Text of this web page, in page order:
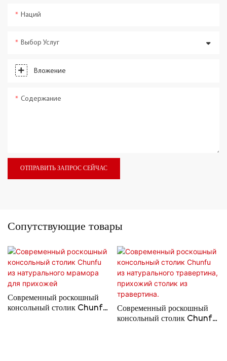
Наций
Выбор Услуг
Вложение
Содержание
ОТПРАВИТЬ ЗАПРОС СЕЙЧАС
Сопутствующие товары
Современный роскошный
консольный столик Chunfu
Современный роскошный
консольный столик Chunfu